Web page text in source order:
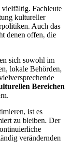
Fachleute
kultureller
Auch das
denen offen, die
sich sowohl im
lokale Behörden,
Bereichen
ist es
zu bleiben. Der
verändernden